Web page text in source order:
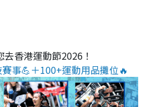
去香港運動節2026！
事💪＋100+運動用品攤位🔥